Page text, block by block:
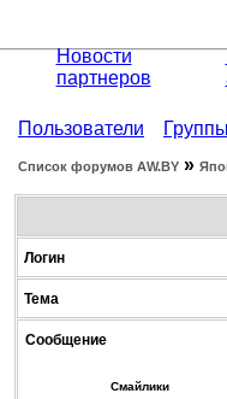
Новости
партнеров
Пользователи
Список форумов АW.BY »
Логин
Тема
Сообщение
Смайлики